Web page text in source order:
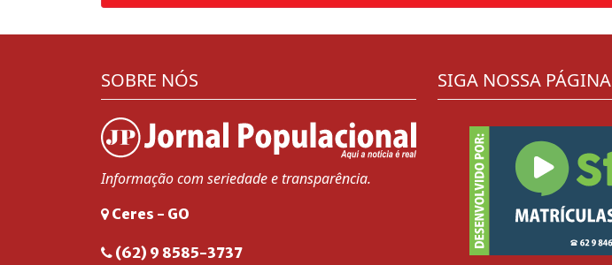
SOBRE NÓS
Informação com seriedade e transparência.
Ceres - GO
(62) 9 8585-3737
SIGA NOSSA PÁGINA